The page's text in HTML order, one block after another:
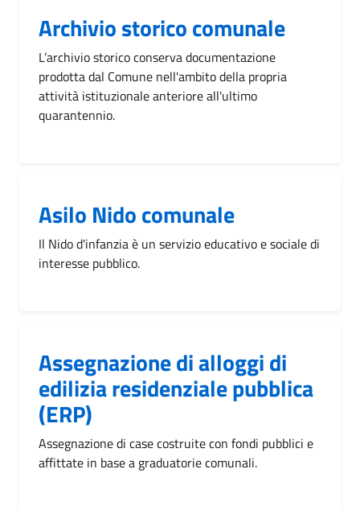
Archivio storico comunale
L’archivio storico conserva documentazione
prodotta dal Comune nell'ambito della propria
attività istituzionale anteriore all'ultimo
quarantennio.
Asilo Nido comunale
Il Nido d'infanzia è un servizio educativo e sociale di
interesse pubblico.
Assegnazione di alloggi di
edilizia residenziale pubblica
(ERP)
Assegnazione di case costruite con fondi pubblici e
affittate in base a graduatorie comunali.